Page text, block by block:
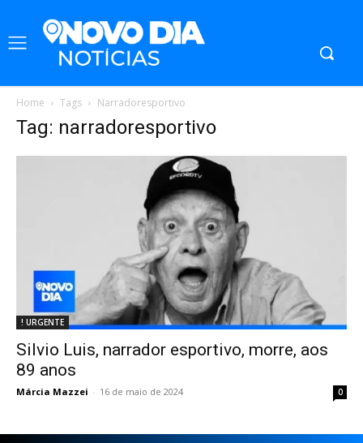
Home Tags Narradoresportivo
Tag: narradoresportivo
! URGENTE
Silvio Luis, narrador esportivo, morre, aos
89 anos
Márcia Mazzei - 16 de maio de 2024 0